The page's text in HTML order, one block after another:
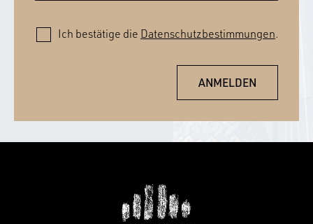
Ich bestätige die Datenschutzbestimmungen.